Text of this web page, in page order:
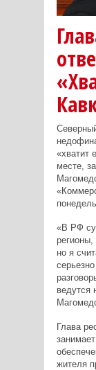
«хватит
месте,
«В РФ
регионы,
но я
ведутся
Глава
жителя